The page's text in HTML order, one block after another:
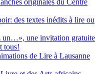
originales du Centre
des textes inédits à lire ou
un…», une invitation gratuite
tous!
de Lire à Lausanne